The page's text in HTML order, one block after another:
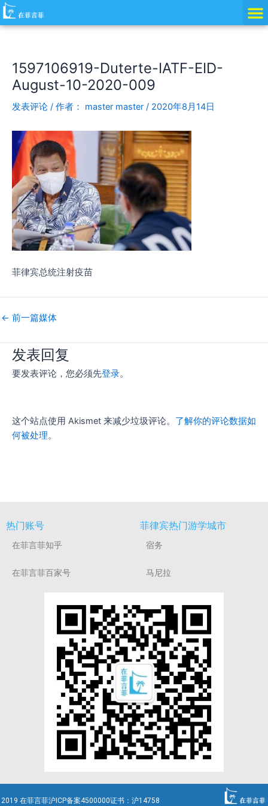
跳
至
1597106919-Duterte-IATF-EID-
August-10-2020-009
发表评论 / 作者： master master / 2020年8月14日
菲律宾总统注射疫苗
Post
navigation
← 前一篇媒体
发表回复
要发表评论，您必须先登录。
这个站点使用 Akismet 来减少垃圾评论。 了解你的评论数据如
何被处理。
热门账号
在菲言菲知乎
在菲言菲百家号
菲律宾热门游学城市
宿务
马尼拉
2019 在菲言菲沪ICP备案4500000证书：沪14758